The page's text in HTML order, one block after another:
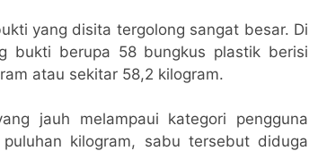
yang disita tergolong sangat besar. Di
bukti berupa 58 bungkus plastik berisi
atau sekitar 58,2 kilogram.
jauh melampaui kategori pengguna
kilogram, sabu tersebut diduga